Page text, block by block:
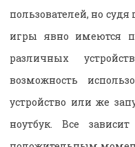
пользователей, но судя
игры явно имеются
различных
возможность
устройство или же
ноутбук. Все